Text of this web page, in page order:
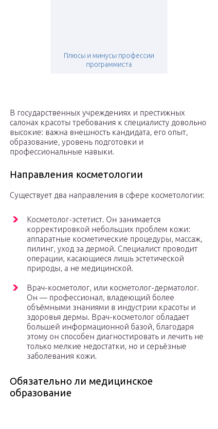
Плюсы и минусы профессии
программиста
В государственных учреждениях и престижных
салонах красоты требования к специалисту довольно
высокие: важна внешность кандидата, его опыт,
образование, уровень подготовки и
профессиональные навыки.
Направления косметологии
Существует два направления в сфере косметологии:
Косметолог-эстетист. Он занимается
корректировкой небольших проблем кожи:
аппаратные косметические процедуры, массаж,
пилинг, уход за дермой. Специалист проводит
операции, касающиеся лишь эстетической
природы, а не медицинской.
Врач-косметолог, или косметолог-дерматолог.
Он — профессионал, владеющий более
объёмными знаниями в индустрии красоты и
здоровья дермы. Врач-косметолог обладает
большей информационной базой, благодаря
этому он способен диагностировать и лечить не
только мелкие недостатки, но и серьёзные
заболевания кожи.
Обязательно ли медицинское
образование